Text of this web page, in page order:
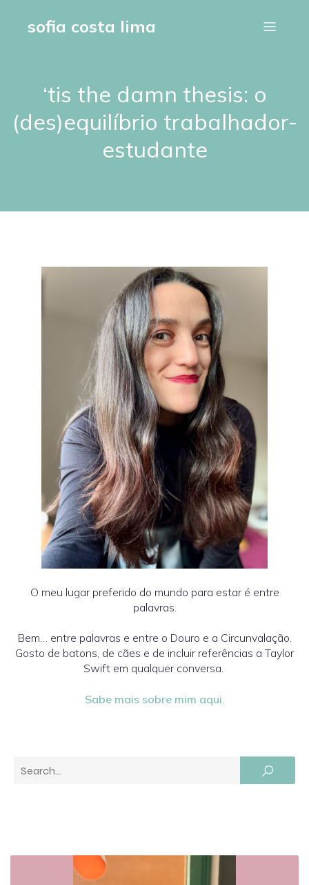
sofia costa lima
‘tis the damn thesis: o
(des)equilíbrio trabalhador-
estudante
O meu lugar preferido do mundo para estar é entre
palavras.
Bem… entre palavras e entre o Douro e a Circunvalação.
Gosto de batons, de cães e de incluir referências a Taylor
Swift em qualquer conversa.
Sabe mais sobre mim aqui.